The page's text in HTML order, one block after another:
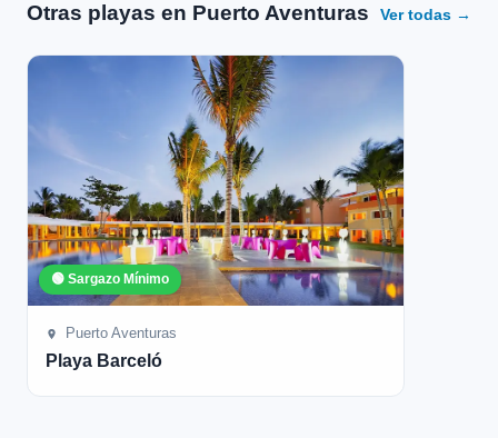
Otras playas en Puerto Aventuras Ver todas →
🟢 Sargazo Mínimo
Puerto Aventuras
Playa Barceló